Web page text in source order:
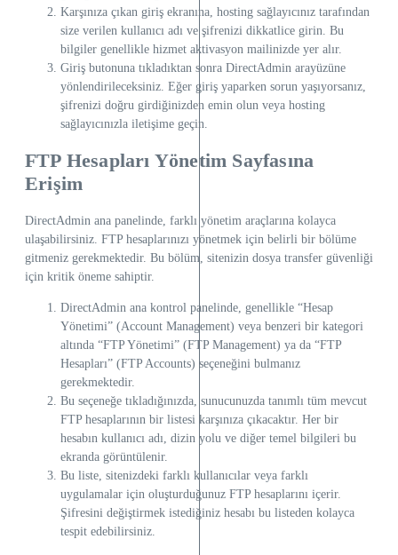
Karşınıza çıkan giriş ekranına, hosting sağlayıcınız tarafından
size verilen kullanıcı adı ve şifrenizi dikkatlice girin. Bu
bilgiler genellikle hizmet aktivasyon mailinizde yer alır.
Giriş butonuna tıkladıktan sonra DirectAdmin arayüzüne
yönlendirileceksiniz. Eğer giriş yaparken sorun yaşıyorsanız,
şifrenizi doğru girdiğinizden emin olun veya hosting
sağlayıcınızla iletişime geçin.
FTP Hesapları Yönetim Sayfasına
Erişim
DirectAdmin ana panelinde, farklı yönetim araçlarına kolayca
ulaşabilirsiniz. FTP hesaplarınızı yönetmek için belirli bir bölüme
gitmeniz gerekmektedir. Bu bölüm, sitenizin dosya transfer güvenliği
için kritik öneme sahiptir.
DirectAdmin ana kontrol panelinde, genellikle “Hesap
Yönetimi” (Account Management) veya benzeri bir kategori
altında “FTP Yönetimi” (FTP Management) ya da “FTP
Hesapları” (FTP Accounts) seçeneğini bulmanız
gerekmektedir.
Bu seçeneğe tıkladığınızda, sunucunuzda tanımlı tüm mevcut
FTP hesaplarının bir listesi karşınıza çıkacaktır. Her bir
hesabın kullanıcı adı, dizin yolu ve diğer temel bilgileri bu
ekranda görüntülenir.
Bu liste, sitenizdeki farklı kullanıcılar veya farklı
uygulamalar için oluşturduğunuz FTP hesaplarını içerir.
Şifresini değiştirmek istediğiniz hesabı bu listeden kolayca
tespit edebilirsiniz.